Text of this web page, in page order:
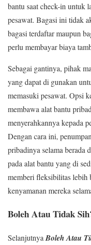
bantu saat check-in untuk
pesawat. Bagasi ini tidak
bagasi terdaftar maupun
perlu membayar biaya
Sebagai gantinya, pihak
yang dapat di gunakan
memasuki pesawat. Opsi
membawa alat bantu
menyerahkannya kepada
Dengan cara ini,
pribadinya selama berada
pada alat bantu yang di
memberi fleksibilitas lebih
kenyamanan mereka
Boleh Atau Tidak
Selanjutnya Boleh Atau